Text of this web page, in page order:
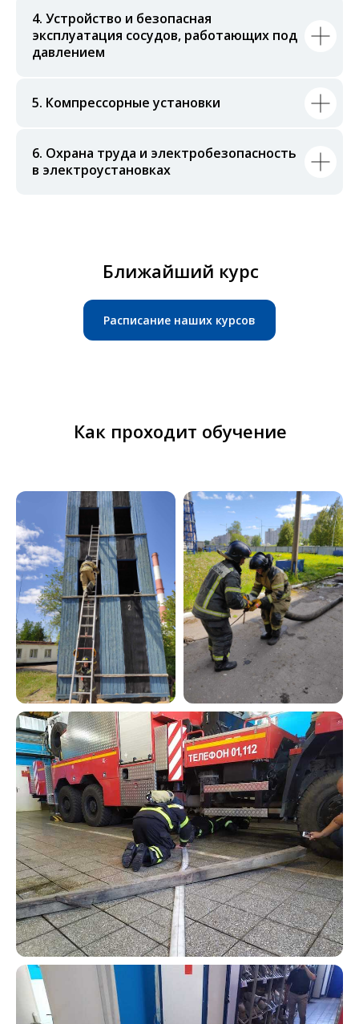
4. Устройство и безопасная
эксплуатация сосудов, работающих под
давлением
5. Компрессорные установки
6. Охрана труда и электробезопасность
в электроустановках
Расписание наших курсов
Ближайший курс
Как проходит обучение